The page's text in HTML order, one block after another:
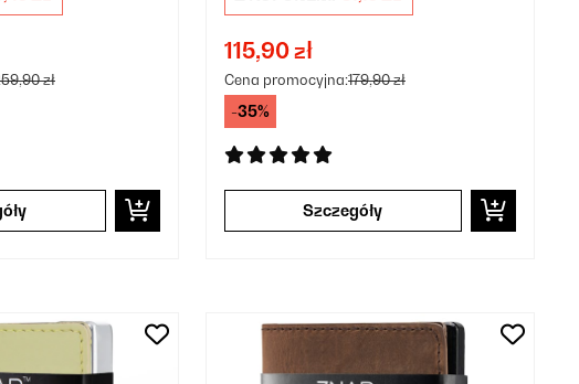
zł
115,90 zł
Cena promocyjna:179,90 zł
-35%
Szczegóły